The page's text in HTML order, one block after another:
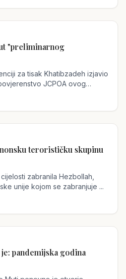
"preliminarnog
za tisak Khatibzadeh izjavio
terorističku skupinu
zabranila Hezbollah,
unije kojom se zabranjuje ...